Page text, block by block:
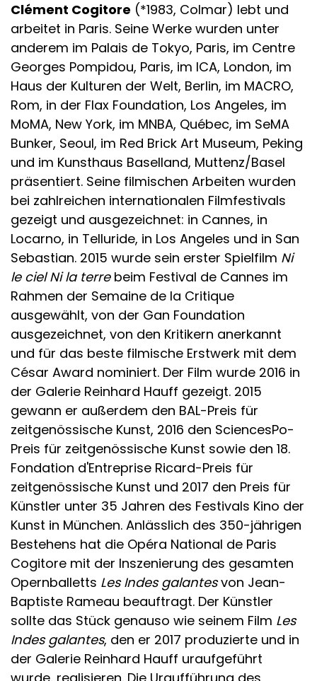
Clément Cogitore (*1983, Colmar) lebt und
arbeitet in Paris. Seine Werke wurden unter
anderem im Palais de Tokyo, Paris, im Centre
Georges Pompidou, Paris, im ICA, London, im
Haus der Kulturen der Welt, Berlin, im MACRO,
Rom, in der Flax Foundation, Los Angeles, im
MoMA, New York, im MNBA, Québec, im SeMA
Bunker, Seoul, im Red Brick Art Museum, Peking
und im Kunsthaus Baselland, Muttenz/Basel
präsentiert. Seine filmischen Arbeiten wurden
bei zahlreichen internationalen Filmfestivals
gezeigt und ausgezeichnet: in Cannes, in
Locarno, in Telluride, in Los Angeles und in San
Sebastian. 2015 wurde sein erster Spielfilm Ni
le ciel Ni la terrebeim Festival de Cannes im
Rahmen der Semaine de la Critique
ausgewählt, von der Gan Foundation
ausgezeichnet, von den Kritikern anerkannt
und für das beste filmische Erstwerk mit dem
César Award nominiert. Der Film wurde 2016 in
der Galerie Reinhard Hauff gezeigt. 2015
gewann er außerdem den BAL-Preis für
zeitgenössische Kunst, 2016 den SciencesPo-
Preis für zeitgenössische Kunst sowie den 18.
Fondation d'Entreprise Ricard-Preis für
zeitgenössische Kunst und 2017 den Preis für
Künstler unter 35 Jahren des Festivals Kino der
Kunst in München. Anlässlich des 350-jährigen
Bestehens hat die Opéra National de Paris
Cogitore mit der Inszenierung des gesamten
Opernballetts Les Indes galantesvon Jean-
Baptiste Rameau beauftragt. Der Künstler
sollte das Stück genauso wie seinem Film Les
Indes galantes, den er 2017 produzierte und in
der Galerie Reinhard Hauff uraufgeführt